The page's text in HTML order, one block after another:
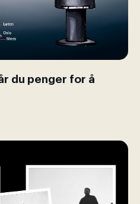
du penger for å